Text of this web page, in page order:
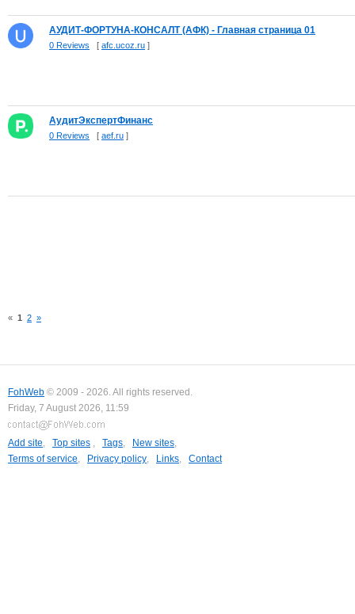
АУДИТ-ФОРТУНА-КОНСАЛТ (АФК) - Главная страница 01
0 Reviews [ afc.ucoz.ru ]
АудитЭкспертФинанс
0 Reviews [ aef.ru ]
« 1 2 »
FohWeb © 2009 - 2026. All rights reserved.
Friday, 7 August 2026, 11:59
Add site, Top sites , Tags, New sites,
Terms of service, Privacy policy, Links, Contact